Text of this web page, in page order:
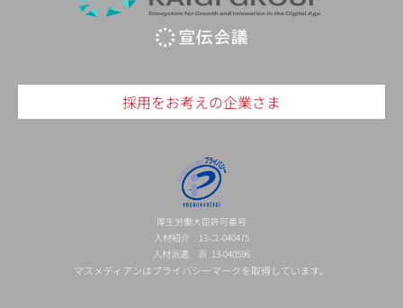
採用をお考えの企業さま
厚生労働大臣許可番号
人材紹介 13-ユ-040475
人材派遣 派 13-040596
マスメディアンはプライバシーマークを取得しています。